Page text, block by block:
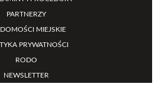
PARTNERZY
MIEJSKIE
PRYWATNOŚCI
RODO
NEWSLETTER